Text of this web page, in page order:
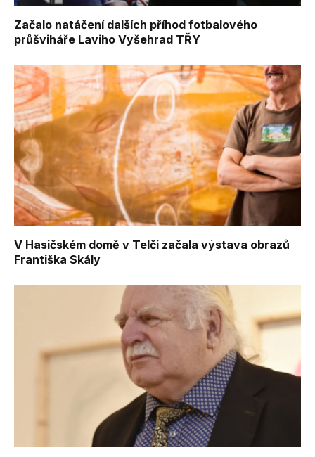
Začalo natáčení dalších příhod fotbalového
průšviháře Laviho Vyšehrad TŘY
V Hasičském domě v Telči začala výstava obrazů
Františka Skály